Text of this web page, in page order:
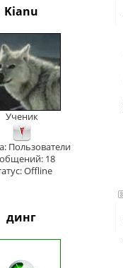
Kianu
Ученик
Пользователи
18
Offline
динг